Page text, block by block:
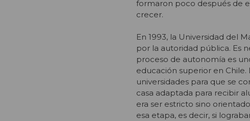
formaron poco después de
crecer.
En 1993, la Universidad del
por la autoridad pública. Es
proceso de autonomía es
educación superior en
universidades para que se
casa adaptada para recibir
era ser estricto sino
esa etapa, es decir, si